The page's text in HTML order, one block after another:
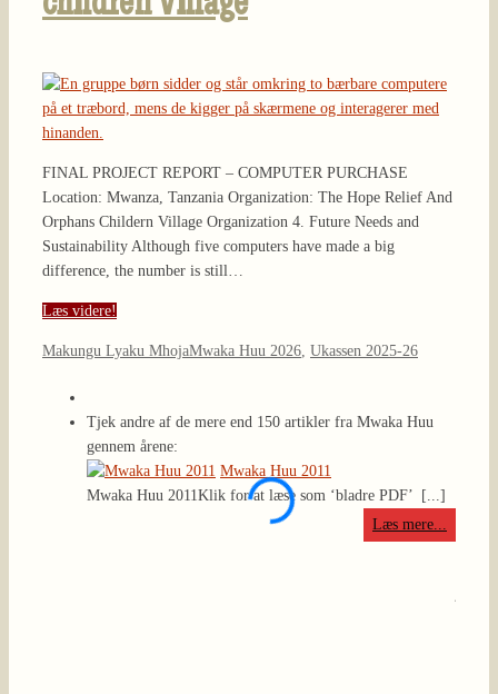
FINAL PROJECT REPORT – COMPUTER PURCHASE
Location: Mwanza, Tanzania Organization: The Hope Relief And
Orphans Childern Village Organization 4. Future Needs and
Sustainability Although five computers have made a big
difference, the number is still…
Læs videre!
Makungu Lyaku MhojaMwaka Huu 2026 Ukassen 2025-26
Tjek andre af de mere end 150 artikler fra Mwaka Huu
gennem årene:
Mwaka Huu 2011
Mwaka Huu 2011 Klik for at læse som ‘bladre PDF’
[...]
Læs mere...